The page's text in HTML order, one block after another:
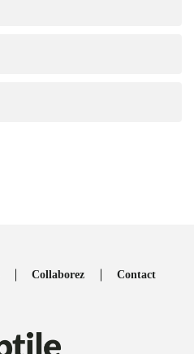
Collaborez Contact